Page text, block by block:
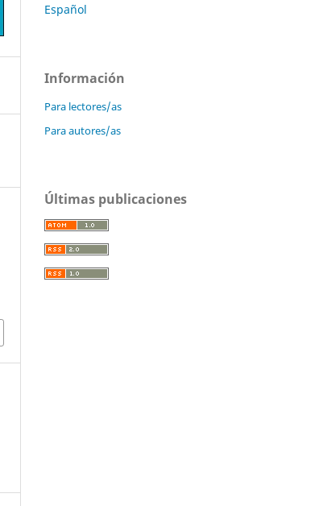
Español
Información
Para lectores/as
Para autores/as
Últimas publicaciones